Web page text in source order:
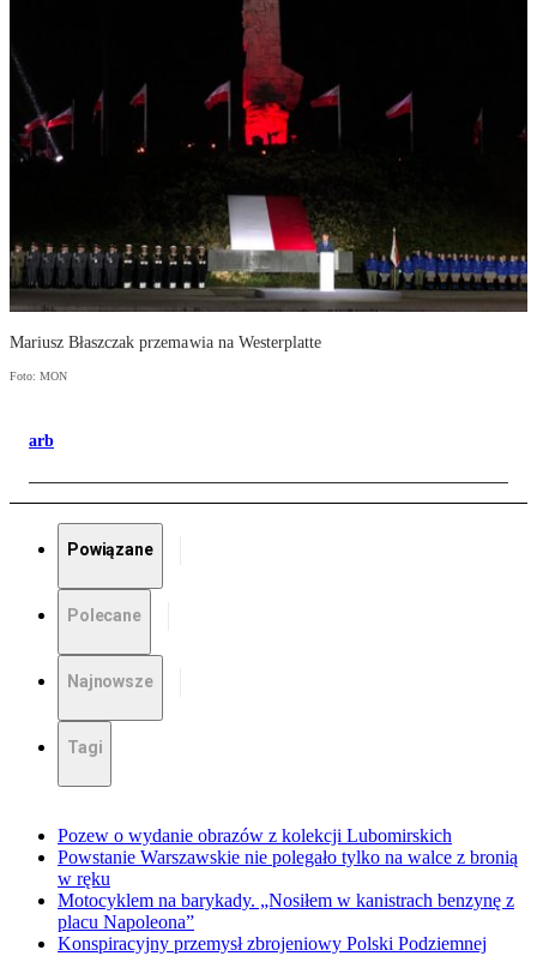
Mariusz Błaszczak przemawia na Westerplatte
Foto: MON
arb
Powiązane
Polecane
Najnowsze
Tagi
Pozew o wydanie obrazów z kolekcji Lubomirskich
Powstanie Warszawskie nie polegało tylko na walce z bronią
w ręku
Motocyklem na barykady. „Nosiłem w kanistrach benzynę z
placu Napoleona”
Konspiracyjny przemysł zbrojeniowy Polski Podziemnej